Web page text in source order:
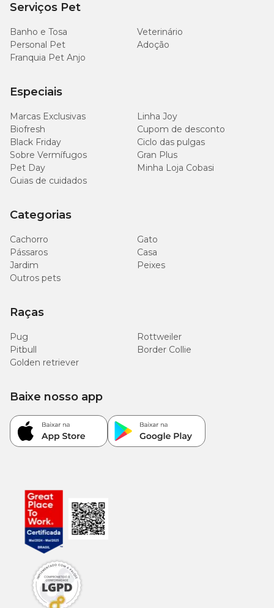
Serviços Pet
Banho e Tosa
Veterinário
Personal Pet
Adoção
Franquia Pet Anjo
Especiais
Marcas Exclusivas
Linha Joy
Biofresh
Cupom de desconto
Black Friday
Ciclo das pulgas
Sobre Vermífugos
Gran Plus
Pet Day
Minha Loja Cobasi
Guias de cuidados
Categorias
Cachorro
Gato
Pássaros
Casa
Jardim
Peixes
Outros pets
Raças
Pug
Rottweiler
Pitbull
Border Collie
Golden retriever
Baixe nosso app